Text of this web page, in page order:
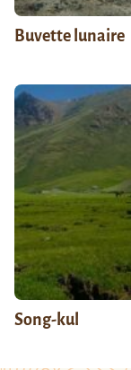
Buvette lunaire
Song-kul